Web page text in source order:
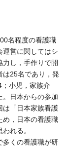
名程度の看護職
運営に関してはシ
し，手作りで開
は25名であり，発
小児，家族介
。日本からの参加
は「日本家族看護
め，日本の看護職
れる。
くの看護職が研